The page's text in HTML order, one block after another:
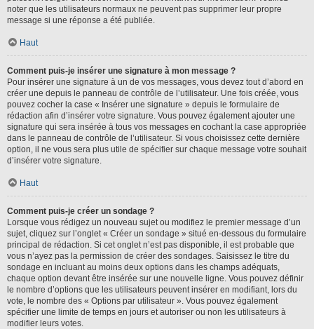
noter que les utilisateurs normaux ne peuvent pas supprimer leur propre
message si une réponse a été publiée.
Haut
Comment puis-je insérer une signature à mon message ?
Pour insérer une signature à un de vos messages, vous devez tout d’abord en
créer une depuis le panneau de contrôle de l’utilisateur. Une fois créée, vous
pouvez cocher la case « Insérer une signature » depuis le formulaire de
rédaction afin d’insérer votre signature. Vous pouvez également ajouter une
signature qui sera insérée à tous vos messages en cochant la case appropriée
dans le panneau de contrôle de l’utilisateur. Si vous choisissez cette dernière
option, il ne vous sera plus utile de spécifier sur chaque message votre souhait
d’insérer votre signature.
Haut
Comment puis-je créer un sondage ?
Lorsque vous rédigez un nouveau sujet ou modifiez le premier message d’un
sujet, cliquez sur l’onglet « Créer un sondage » situé en-dessous du formulaire
principal de rédaction. Si cet onglet n’est pas disponible, il est probable que
vous n’ayez pas la permission de créer des sondages. Saisissez le titre du
sondage en incluant au moins deux options dans les champs adéquats,
chaque option devant être insérée sur une nouvelle ligne. Vous pouvez définir
le nombre d’options que les utilisateurs peuvent insérer en modifiant, lors du
vote, le nombre des « Options par utilisateur ». Vous pouvez également
spécifier une limite de temps en jours et autoriser ou non les utilisateurs à
modifier leurs votes.